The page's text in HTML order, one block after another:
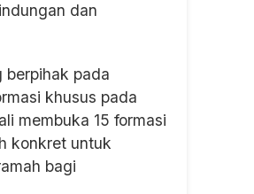
dan
berpihak pada
khusus pada
membuka 15 formasi
konkret untuk
bagi